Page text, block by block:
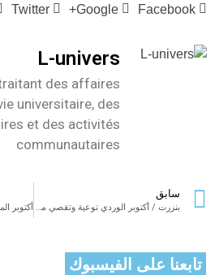
Facebook
Google+
Twitter
L-univers
des affaires
universitaire, des
et des activités
communautaires
سابق
بنزرت / أكتوبر الوردي توعية وتقصي مبكر لسرطان الثدي
تابعنا على الفيسبوك